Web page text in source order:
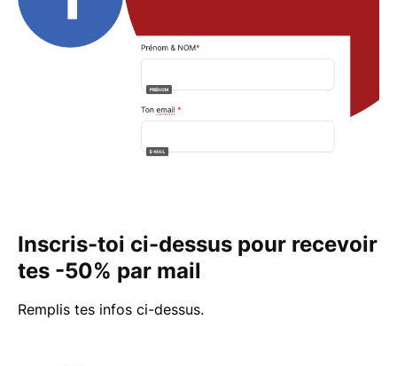
Inscris-toi ci-dessus pour recevoir
tes -50% par mail
Remplis tes infos ci-dessus.